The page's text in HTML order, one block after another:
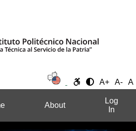
A+ A- A
About
Log
In